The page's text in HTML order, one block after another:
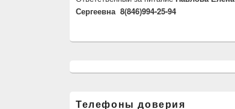
Сергеевна 8(846)994-25-94
Телефоны доверия